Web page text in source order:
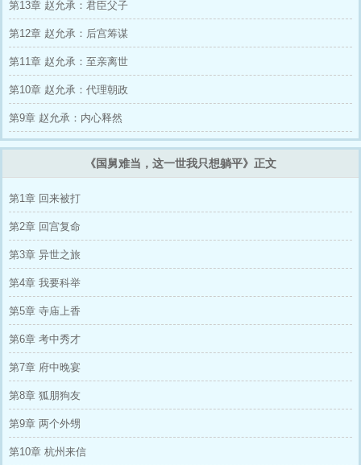
第13章 赵允承：君臣父子
第12章 赵允承：后宫筹谋
第11章 赵允承：至亲离世
第10章 赵允承：代理朝政
第9章 赵允承：内心释然
《国舅难当，这一世我只想躺平》正文
第1章 回来被打
第2章 回宫复命
第3章 异世之旅
第4章 我要科举
第5章 寺庙上香
第6章 考中秀才
第7章 府中晚宴
第8章 狐朋狗友
第9章 两个外甥
第10章 杭州来信